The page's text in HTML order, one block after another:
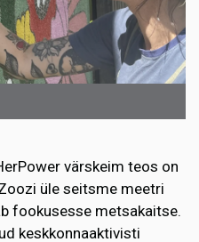
värskeim teos on
üle seitsme meetri
fookusesse metsakaitse.
keskkonnaaktivisti